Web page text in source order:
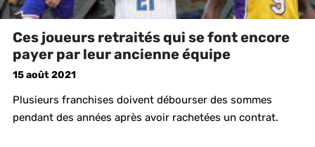
Ces joueurs retraités qui se font encore
payer par leur ancienne équipe
15 août 2021
Plusieurs franchises doivent débourser des sommes
pendant des années après avoir rachetées un contrat.